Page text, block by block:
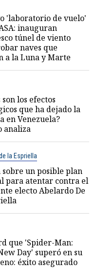
'laboratorio de vuelo'
inauguran
túnel de viento
naves que
a la Luna y Marte
son los efectos
que ha dejado la
en Venezuela?
analiza
la Espriella
un posible plan
para atentar contra el
electo Abelardo De
que 'Spider-Man:
Day' superó en su
éxito asegurado